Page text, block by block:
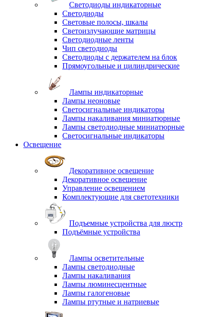
Светодиоды индикаторные
Светодиоды
Световые полосы, шкалы
Светоизлучающие матрицы
Светодиодные ленты
Чип светодиоды
Светодиоды с держателем на блок
Прямоугольные и цилиндрические
Лампы индикаторные
Лампы неоновые
Светосигнальные индикаторы
Лампы накаливания миниатюрные
Лампы светодиодные миниатюрные
Светосигнальные индикаторы
Освещение
Декоративное освещение
Декоративное освещение
Управление освещением
Комплектующие для светотехники
Подъемные устройства для люстр
Подъёмные устройства
Лампы осветительные
Лампы светодиодные
Лампы накаливания
Лампы люминесцентные
Лампы галогеновые
Лампы ртутные и натриевые